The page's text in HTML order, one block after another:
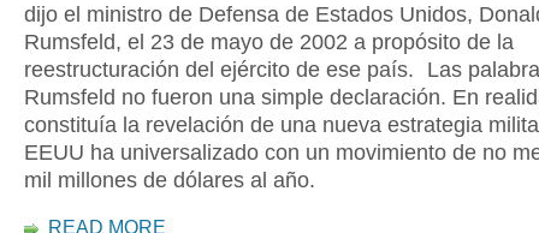
dijo el ministro de Defensa de Estados Unidos,
Rumsfeld, el 23 de mayo de 2002 a propósito de la
reestructuración del ejército de ese país. Las
Rumsfeld no fueron una simple declaración. En
constituía la revelación de una nueva estrategia
EEUU ha universalizado con un movimiento de no
mil millones de dólares al año.
READ MORE